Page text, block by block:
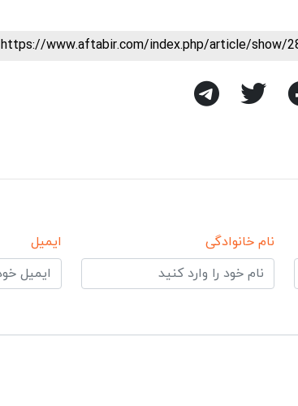
https://www.aftabir.com/index.php/article/show/
نام خانوادگی ایمیل